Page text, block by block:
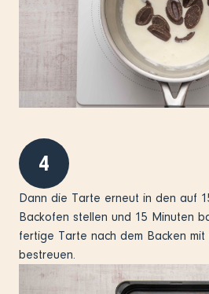
4
Dann die Tarte erneut in den auf
Backofen stellen und 15 Minuten
fertige Tarte nach dem Backen
bestreuen.